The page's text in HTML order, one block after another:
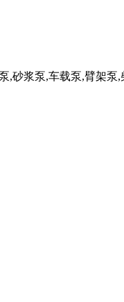
,砂浆泵,车载泵,臂架